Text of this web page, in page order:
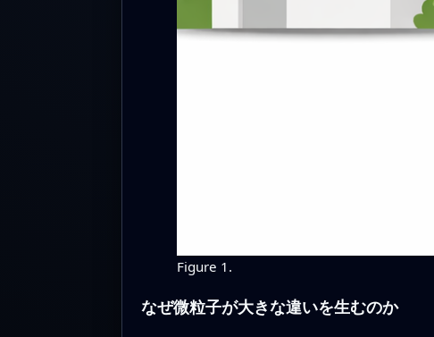
Figure 1.
なぜ微粒子が大きな違いを生むのか